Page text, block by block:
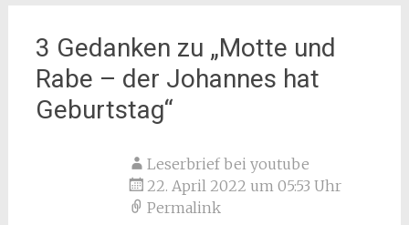
3 Gedanken zu „Motte und
Rabe – der Johannes hat
Geburtstag“
Leserbrief bei youtube
22. April 2022 um 05:53 Uhr
Permalink